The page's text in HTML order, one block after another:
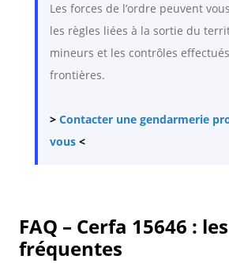
Les forces de l’ordre peuvent
les règles liées à la sortie du
mineurs et les contrôles
frontières.
> Contacter une gendarmerie
vous <
FAQ – Cerfa 15646 :
fréquentes